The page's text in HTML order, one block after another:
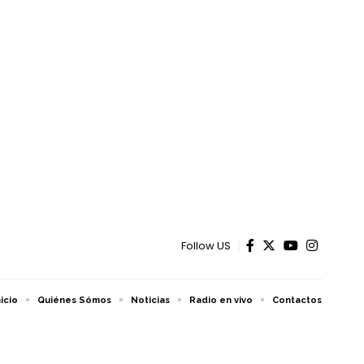
Follow US
Quiénes Sómos Noticias Radio en vivo Contactos